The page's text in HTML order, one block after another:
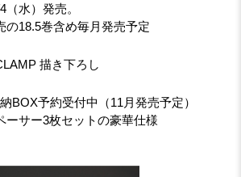
水）発売。
の18.5巻含め毎月発売予定
描き下ろし
BOX予約受付中（11月発売予定）
ーサー3枚セットの豪華仕様